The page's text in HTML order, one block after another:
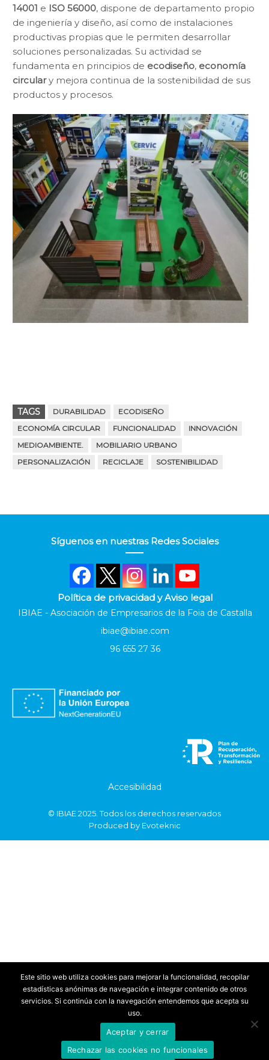
14001 e ISO 56000, dispone de departamento propio
de ingeniería y diseño, así como de instalaciones
productivas propias que le permiten desarrollar
soluciones personalizadas. Su actividad se
fundamenta en principios de ecodiseño, economía
circulary mejora continua de la sostenibilidad de sus
productos y procesos.
TAGS DURABILIDAD
ECODISEÑO
ECONOMÍA CIRCULAR
FUNCIONALIDAD
INNOVACIÓN
MEDIOAMBIENTE.
MOBILIARIO URBANO
PERSONALIZACIÓN
RECICLAJE SOSTENIBILIDAD
Síguenos en nuestras Redes Sociales
Política de privacidad y Aviso legal
IBIAE - Asociación de Empresarios de la Foia de Castalla
ibiae@ibiae.com
96 655 27 36
Accesibilidad
© IBIAE2025. Todos los derechos reservados
Produced by Evoteknic
Este sitio web utiliza cookies para mejorar la funcionalidad, recopilar
estadísticas anónimas de navegación e integrar contenido de otros
servicios. Si continúa con la navegación entendemos que acepta su
uso.
Aceptar y cerrar
Rechazar las cookies no funcionales